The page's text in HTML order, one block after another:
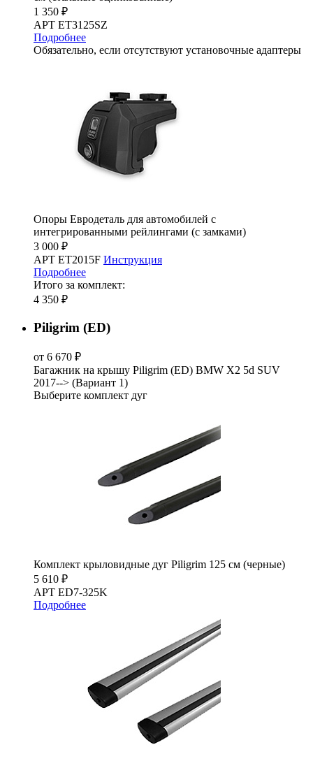
1 350 ₽
АРТ ET3125SZ
Подробнее
Обязательно, если отсутствуют установочные адаптеры
Опоры Евродеталь для автомобилей с
интегрированными рейлингами (с замками)
3 000 ₽
АРТ ET2015F Инструкция
Подробнее
Итого за комплект:
4 350 ₽
Piligrim (ED)
от 6 670 ₽
Багажник на крышу Piligrim (ED) BMW X2 5d SUV
2017--> (Вариант 1)
Выберите комплект дуг
Комплект крыловидные дуг Piligrim 125 см (черные)
5 610 ₽
АРТ ED7-325K
Подробнее